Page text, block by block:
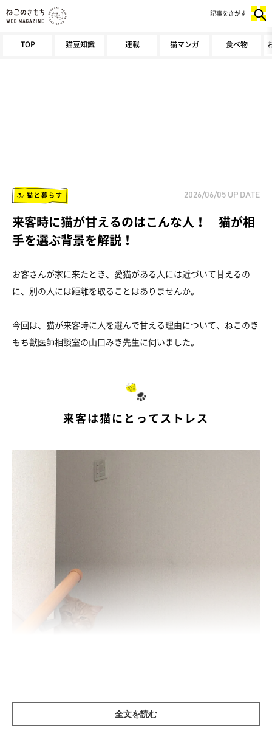
TOP 猫豆知識 連載 猫マンガ 食べ物
記事をさがす
猫と暮らす 2026/06/05 UP DATE
来客時に猫が甘えるのはこんな人！ 猫が相
手を選ぶ背景を解説！
お客さんが家に来たとき、愛猫がある人には近づいて甘えるの
に、別の人には距離を取ることはありませんか。
今回は、猫が来客時に人を選んで甘える理由について、ねこのき
もち獣医師相談室の山口みき先生に伺いました。
来客は猫にとってストレス
全文を読む